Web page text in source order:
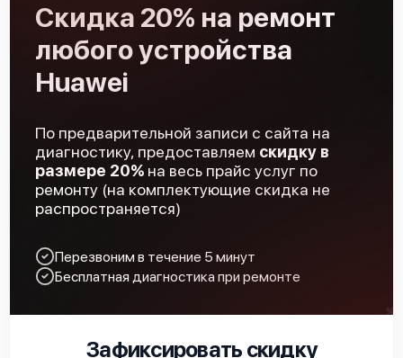
Скидка 20% на ремонт
любого устройства
Huawei
По предварительной записи с сайта на
диагностику, предоставляем скидку в
размере 20% на весь прайс услуг по
ремонту (на комплектующие скидка не
распространяется)
Перезвоним в течение 5 минут
Бесплатная диагностика при ремонте
Зафиксировать скидку